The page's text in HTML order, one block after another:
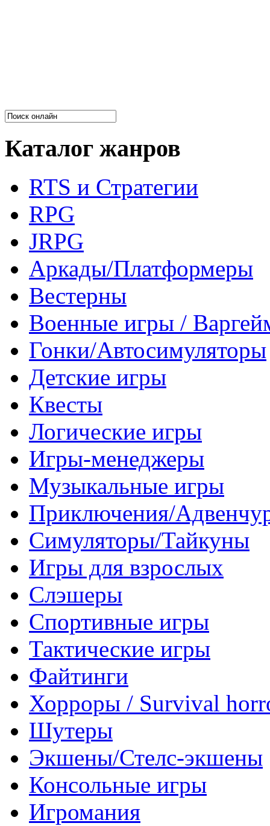
Каталог жанров
RTS и Стратегии
RPG
JRPG
Аркады/Платформеры
Вестерны
Военные игры /
Гонки/Автосимуляторы
Детские игры
Квесты
Логические игры
Игры-менеджеры
Музыкальные игры
Приключения/
Симуляторы/Тайкуны
Игры для взрослых
Слэшеры
Спортивные игры
Тактические игры
Файтинги
Хорроры / Survival
Шутеры
Экшены/Стелс-экшены
Консольные игры
Игромания